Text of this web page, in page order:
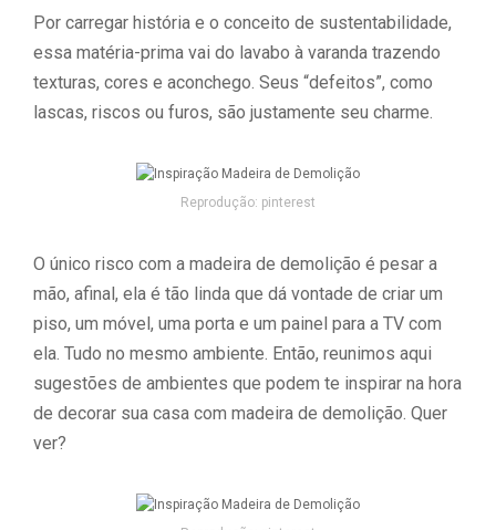
Por carregar história e o conceito de sustentabilidade,
essa matéria-prima vai do lavabo à varanda trazendo
texturas, cores e aconchego. Seus “defeitos”, como
lascas, riscos ou furos, são justamente seu charme.
Reprodução: pinterest
O único risco com a madeira de demolição é pesar a
mão, afinal, ela é tão linda que dá vontade de criar um
piso, um móvel, uma porta e um painel para a TV com
ela. Tudo no mesmo ambiente. Então, reunimos aqui
sugestões de ambientes que podem te inspirar na hora
de decorar sua casa com madeira de demolição. Quer
ver?